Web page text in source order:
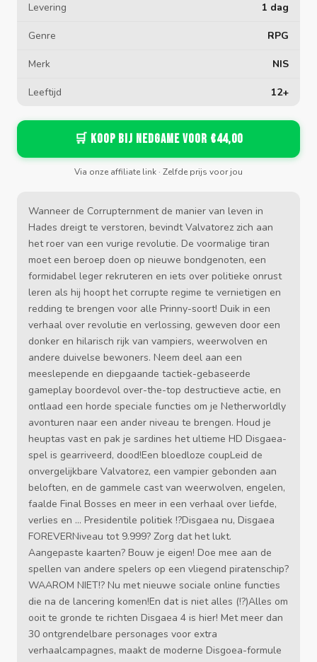
Levering 1 dag
Genre RPG
Merk NIS
Leeftijd 12+
🛒 Koop bij Nedgame voor €44,00
Via onze affiliate link · Zelfde prijs voor jou
Wanneer de Corrupternment de manier van leven in
Hades dreigt te verstoren, bevindt Valvatorez zich aan
het roer van een vurige revolutie. De voormalige tiran
moet een beroep doen op nieuwe bondgenoten, een
formidabel leger rekruteren en iets over politieke onrust
leren als hij hoopt het corrupte regime te vernietigen en
redding te brengen voor alle Prinny-soort! Duik in een
verhaal over revolutie en verlossing, geweven door een
donker en hilarisch rijk van vampiers, weerwolven en
andere duivelse bewoners. Neem deel aan een
meeslepende en diepgaande tactiek-gebaseerde
gameplay boordevol over-the-top destructieve actie, en
ontlaad een horde speciale functies om je Netherworldly
avonturen naar een ander niveau te brengen. Houd je
heuptas vast en pak je sardines het ultieme HD Disgaea-
spel is gearriveerd, dood!Een bloedloze coupLeid de
onvergelijkbare Valvatorez, een vampier gebonden aan
beloften, en de gammele cast van weerwolven, engelen,
faalde Final Bosses en meer in een verhaal over liefde,
verlies en ... Presidentile politiek !?Disgaea nu, Disgaea
FOREVERNiveau tot 9.999? Zorg dat het lukt.
Aangepaste kaarten? Bouw je eigen! Doe mee aan de
spellen van andere spelers op een vliegend piratenschip?
WAAROM NIET!? Nu met nieuwe sociale online functies
die na de lancering komen!En dat is niet alles (!?)Alles om
ooit te gronde te richten Disgaea 4 is hier! Met meer dan
30 ontgrendelbare personages voor extra
verhaalcampagnes, maakt de moderne Disgoea-formule